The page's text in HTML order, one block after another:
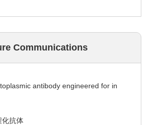
Communications
antibody engineered for in
化抗体